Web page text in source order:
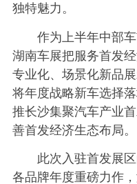
独特魅力。
作为上半年中部
湖南车展把服务首发
专业化、场景化新品
将年度战略新车选择
推长沙集聚汽车产业
善首发经济生态布局。
此次入驻首发展
各品牌年度重磅力作